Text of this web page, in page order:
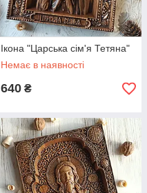
Ікона "Царська сім'я Тетяна"
Немає в наявності
640 ₴